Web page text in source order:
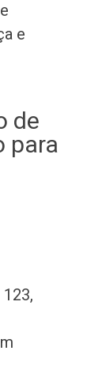
e
de
para